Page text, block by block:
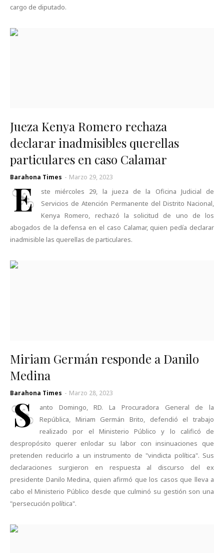
cargo de diputado.
Jueza Kenya Romero rechaza
declarar inadmisibles querellas
particulares en caso Calamar
Barahona Times - Marzo 29, 2023
E
ste miércoles 29, la jueza de la Oficina Judicial de
Servicios de Atención Permanente del Distrito Nacional,
Kenya Romero, rechazó la solicitud de uno de los
abogados de la defensa en el caso Calamar, quien pedía declarar
inadmisible las querellas de particulares.
Miriam Germán responde a Danilo
Medina
Barahona Times - Marzo 28, 2023
S
anto Domingo, RD. La Procuradora General de la
República, Miriam Germán Brito, defendió el trabajo
realizado por el Ministerio Público y lo calificó de
despropósito querer enlodar su labor con insinuaciones que
pretenden reducirlo a un instrumento de "vindicta política". Sus
declaraciones surgieron en respuesta al discurso del ex
presidente Danilo Medina, quien afirmó que los casos que lleva a
cabo el Ministerio Público desde que culminó su gestión son una
"persecución política".